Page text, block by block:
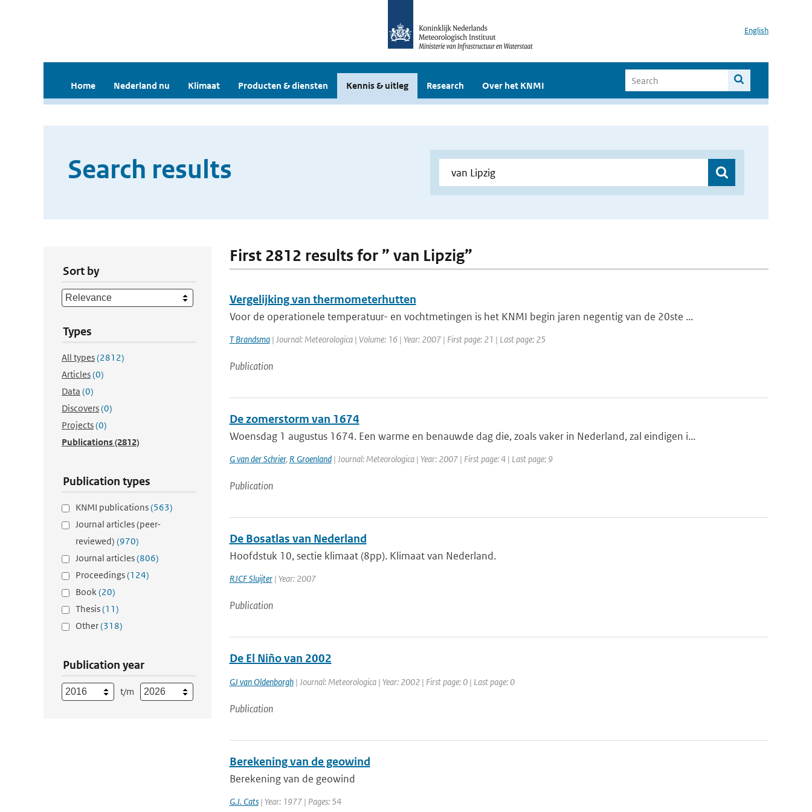
English
Home Nederland nu Klimaat Producten & diensten Kennis & uitleg Research Over het KNMI
Search results
Sort by
Types
All types(2812)
Articles(0)
Data (0)
Discovers(0)
Projects(0)
Publications(2812)
Publication types
KNMI publications(563)
Journal articles (peer-
reviewed) (970)
Journal articles(806)
Proceedings(124)
Book(20)
Thesis(11)
Other(318)
Publication year
t/m
First 2812 results for ” van Lipzig”
Vergelijking van thermometerhutten
Voor de operationele temperatuur- en vochtmetingen is het KNMI begin jaren negentig van de 20ste ...
T Brandsma| Journal: Meteorologica | Volume: 16 | Year: 2007 | First page: 21 | Last page: 25
Publication
De zomerstorm van 1674
Woensdag 1 augustus 1674. Een warme en benauwde dag die, zoals vaker in Nederland, zal eindigen i...
G van der Schrier, R Groenland| Journal: Meteorologica | Year: 2007 | First page: 4 | Last page: 9
Publication
De Bosatlas van Nederland
Hoofdstuk 10, sectie klimaat (8pp). Klimaat van Nederland.
RJCF Sluijter| Year: 2007
Publication
De El Niño van 2002
GJ van Oldenborgh| Journal: Meteorologica | Year: 2002 | First page: 0 | Last page: 0
Publication
Berekening van de geowind
Berekening van de geowind
G.J. Cats| Year: 1977 | Pages: 54